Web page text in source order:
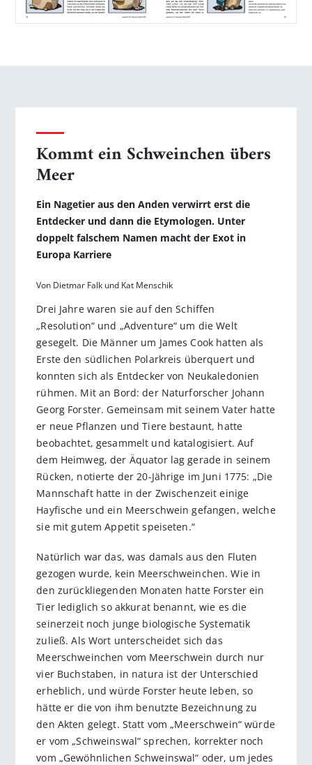
Kommt ein Schweinchen übers
Meer
Ein Nagetier aus den Anden verwirrt erst die
Entdecker und dann die Etymologen. Unter
doppelt falschem Namen macht der Exot in
Europa Karriere
Von Dietmar Falk und Kat Menschik
Drei Jahre waren sie auf den Schiffen
„Resolution“ und „Adventure“ um die Welt
gesegelt. Die Männer um James Cook hatten als
Erste den südlichen Polarkreis überquert und
konnten sich als Entdecker von Neukaledonien
rühmen. Mit an Bord: der Naturforscher Johann
Georg Forster. Gemeinsam mit seinem Vater hatte
er neue Pflanzen und Tiere bestaunt, hatte
beobachtet, gesammelt und katalogisiert. Auf
dem Heimweg, der Äquator lag gerade in seinem
Rücken, notierte der 20-Jährige im Juni 1775: „Die
Mannschaft hatte in der Zwischenzeit einige
Hayfische und ein Meerschwein gefangen, welche
sie mit gutem Appetit speiseten.“
Natürlich war das, was damals aus den Fluten
gezogen wurde, kein Meerschweinchen. Wie in
den zurückliegenden Monaten hatte Forster ein
Tier lediglich so akkurat benannt, wie es die
seinerzeit noch junge biologische Systematik
zuließ. Als Wort unterscheidet sich das
Meerschweinchen vom Meerschwein durch nur
vier Buchstaben, in natura ist der Unterschied
erheblich, und würde Forster heute leben, so
hätte er die von ihm benutzte Bezeichnung zu
den Akten gelegt. Statt vom „Meerschwein“ würde
er vom „Schweinswal“ sprechen, korrekter noch
vom „Gewöhnlichen Schweinswal“ oder, um jedes